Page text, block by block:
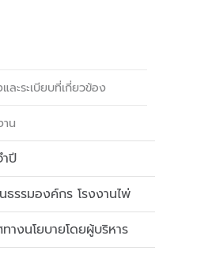
ละระเบียบที่เกี่ยวข้อง
าน
ปี
รรมองค์กร โรงงานไพ่
างนโยบายโดยผู้บริหาร